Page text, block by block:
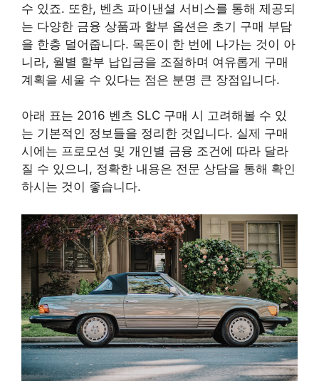
수 있죠. 또한, 벤츠 파이낸셜 서비스를 통해 제공되
는 다양한 금융 상품과 할부 옵션은 초기 구매 부담
을 한층 덜어줍니다. 목돈이 한 번에 나가는 것이 아
니라, 월별 할부 납입금을 조절하며 여유롭게 구매
계획을 세울 수 있다는 점은 분명 큰 장점입니다.
아래 표는 2016 벤츠 SLC 구매 시 고려해볼 수 있
는 기본적인 정보들을 정리한 것입니다. 실제 구매
시에는 프로모션 및 개인별 금융 조건에 따라 달라
질 수 있으니, 정확한 내용은 전문 상담을 통해 확인
하시는 것이 좋습니다.